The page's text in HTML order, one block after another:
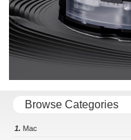
Browse Categories
1. Mac